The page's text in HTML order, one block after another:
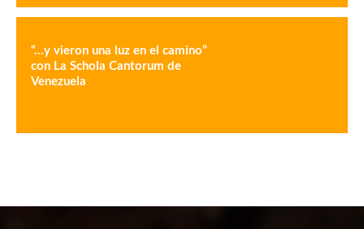
“…y vieron una luz en el camino”
con La Schola Cantorum de
Venezuela